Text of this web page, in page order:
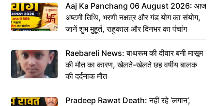
Aaj Ka Panchang 06 August 2026: आज
अष्टमी तिथि, भरणी नक्षत्र और गंड योग का संयोग,
जानें शुभ मुहूर्त, राहुकाल और दिनभर का पंचांग
Raebareli News: बाथरूम की दीवार बनी मासूम
की मौत का कारण, खेलते-खेलते छह वर्षीय बालक
की दर्दनाक मौत
Pradeep Rawat Death: नहीं रहे ‘लगान’,